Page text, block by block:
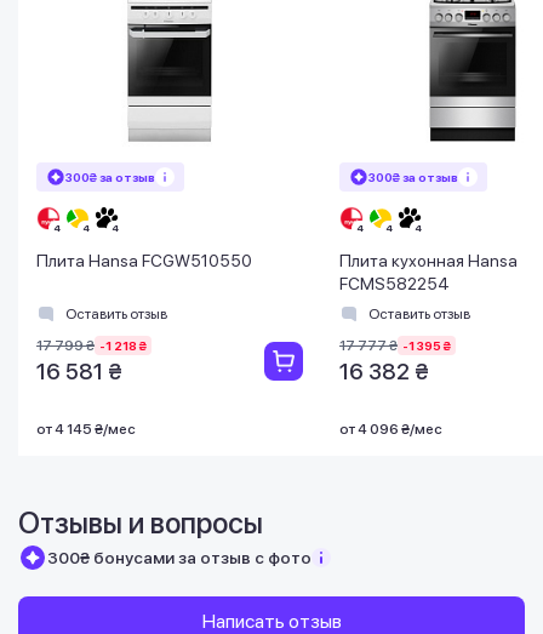
300₴ за отзыв
Плита Hansa FCGW510550
Оставить отзыв
17 799 ₴ -1 218 ₴
16 581 ₴
от 4 145 ₴/мес
300₴ за отзыв
Плита кухонная Hansa
FCMS582254
Оставить отзыв
17 777 ₴ -1 395 ₴
16 382 ₴
от 4 096 ₴/мес
Отзывы и вопросы
300₴ бонусами за отзыв с фото
Написать отзыв